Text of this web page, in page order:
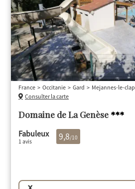
Domaine de La Genèse ***
France Occitanie Gard
Mejannes-le-clap
Consulter la carte
Fabuleux
1 avis 9,8/10